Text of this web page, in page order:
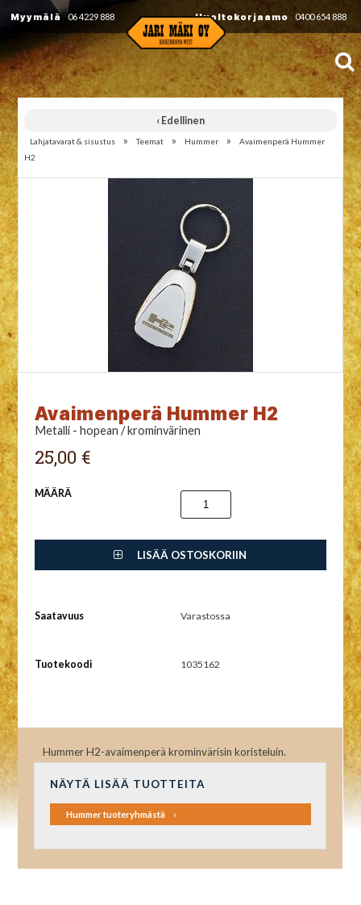
Myymälä 06 4229 888 Huoltokorjaamo 0400 654 888
‹ Edellinen
Lahjatavarat & sisustus » Teemat » Hummer »
Avaimenperä Hummer
H2
Avaimenperä Hummer H2
Metalli - hopean / krominvärinen
25,00 €
MÄÄRÄ
LISÄÄ OSTOSKORIIN
Saatavuus Varastossa
Tuotekoodi 1035162
Hummer H2-avaimenperä krominvärisin koristeluin.
NÄYTÄ LISÄÄ TUOTTEITA
Hummer tuoteryhmästä